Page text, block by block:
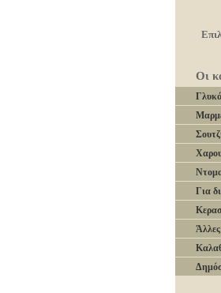
Οι
Για
Άλλες